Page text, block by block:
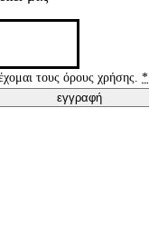
τους όρους χρήσης.*
εγγραφή